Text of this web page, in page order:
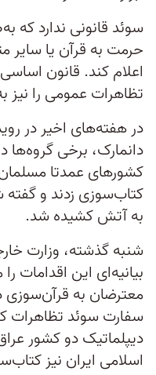
سوئد قانونی ندارد
حرمت به قرآن یا سایر
اعلام کند. قانون
تظاهرات عمومی را
در هفته‌های اخیر در
دانمارک، برخی گروه‌ها
کشورهای عمدتا
کتاب‌سوزی زدند و
به آتش کشیده شد.
شنبه گذشته، وزارت
بیانیه‌ای این اقدامات
معترضان به قرآن‌سوزی
سفارت سوئد تظاهرات
دیپلماتیک دو کشور
اسلامی ایران نیز